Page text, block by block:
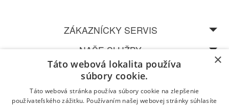
ZÁKAZNÍCKY SERVIS
NAŠE SLUŽBY
SPEDOS
NAVŠTÍVTE NAŠU CENTRÁLU V ŽILINĚ
×
Táto webová lokalita používa
súbory cookie.
Táto webová stránka používa súbory cookie na zlepšenie
používateľského zážitku. Používaním našej webovej stránky súhlasíte